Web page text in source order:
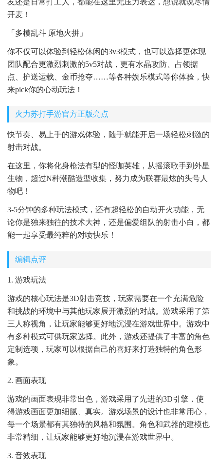
友还是日常打工人，都能在这里无压力表达，想说就说尽情
开麦！
「多模乱斗 原地火拼」
你不仅可以体验到轻松休闲的3v3模式，也可以选择更体现
团队配合更激烈刺激的5v5对战，更有水晶攻防、占领据
点、护送运载、金币抢夺……等各种娱乐模式等你体验，快
来pick你的心动玩法！
火力苏打手游官方正版亮点
快节奏、易上手的游戏体验，随手就能开启一场轻松刺激的
射击对战。
在这里，你将化身枪法有型的怪咖英雄，从摇滚歌手到外星
生物，超过N种潮酷造型收集，努力成为联赛最炫的头号人
物吧！
3-5分钟的多种玩法模式，还有超轻松的自动开火功能，无
论你是独来独往的技术大神，还是偏爱组队的射击小白，都
能一起享受最纯粹的对喷快乐！
编辑点评
1. 游戏玩法
游戏的核心玩法是3D射击竞技，玩家需要在一个充满危险
和挑战的环境中与其他玩家展开激烈的对战。游戏采用了第
三人称视角，让玩家能够更好地沉浸在游戏世界中。游戏中
有多种模式可供玩家选择。此外，游戏还提供了丰富的角色
定制选项，玩家可以根据自己的喜好来打造独特的角色形
象。
2. 画面表现
游戏的画面表现非常出色，游戏采用了先进的3D引擎，使
得游戏画面更加细腻、真实。游戏场景的设计也非常用心，
每一个场景都有其独特的风格和氛围。角色和武器的建模也
非常精细，让玩家能够更好地沉浸在游戏世界中。
3. 音效表现